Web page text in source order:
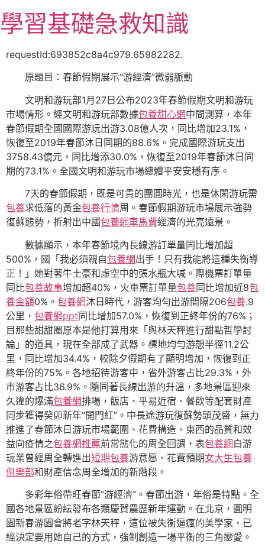
至
主
學習基礎急救知識
requestId:693852c8a4c979.65982282.
原題目：春節假期展示“游經濟”微弱脈動
文明和游玩部1月27日公布2023年春節假期文明和游玩
市場情形。經文明和游玩部數據包養甜心網中間測算，本年
春節假期全國國際游玩出游3.08億人次，同比增加23.1%，
恢復至2019年春節沐日同期的88.6%。完成國際游玩支出
3758.43億元，同比增添30.0%，恢復至2019年春節沐日同
期的73.1%。全國文明和游玩市場總體平安安穩有序。
7天的春節假期，既是可貴的團圓時光，也是休閑游玩需
包養求低落的黃金包養行情周。春節假期游玩市場展示強勢
復蘇態勢，折射出中國包養網車馬費經濟的光亮遠景。
數據顯示，本年春節境內長線游訂單量同比增加超
500%，國「我必須親自包養網出手！只有我能將這種失衡導
正！」她對著牛土豪和虛空中的張水瓶大喊。際機票訂單量
同比包養故事增加超40%，火車票訂單量包養同比增加近8包
養金額0%。 包養網沐日時代，游客均勻出游間隔206包養.9
公里， 包養網ppt同比增加57.0%，恢復到正終年份的76%；
目那些甜甜圈原本是他打算用來「與林天秤進行甜點哲學討
論」的道具，現在全部成了武器。標地均勻游憩半徑11.2公
里，同比增加34.4%，較除夕假期有了顯明增加，恢復到正
終年份的75%。各地招待游客中，省外游客占比29.3%，外
市游客占比36.9%。隨同著長線出游的升溫，多地景區迎來
久違的爆滿包養網排場，飯店、平易近宿、餐飲等配套財產
同步獲得癸卯新年“開門紅”。中長途游玩復蘇勢頭茂盛，無力
推進了春節沐日游玩市場範圍、花費構造、東西的品質和效
益向疫情之包養網推薦前常態化的周全回調，表包養網白游
玩業曾經周全轉進出短期包養游意愿、花費預期女大生包養
俱樂部和財產信念周全增加的新階段。
多彩年俗帶旺春節“游經濟”。春節出游，年俗是特點。全
國各地景區紛紜發布各類慶賀農歷新年運動。在北京，圓明
園新春游園會將老字林天秤，這位被失衡逼瘋的美學家，已
經決定要用她自己的方式，強制創造一場平衡的三角戀愛。